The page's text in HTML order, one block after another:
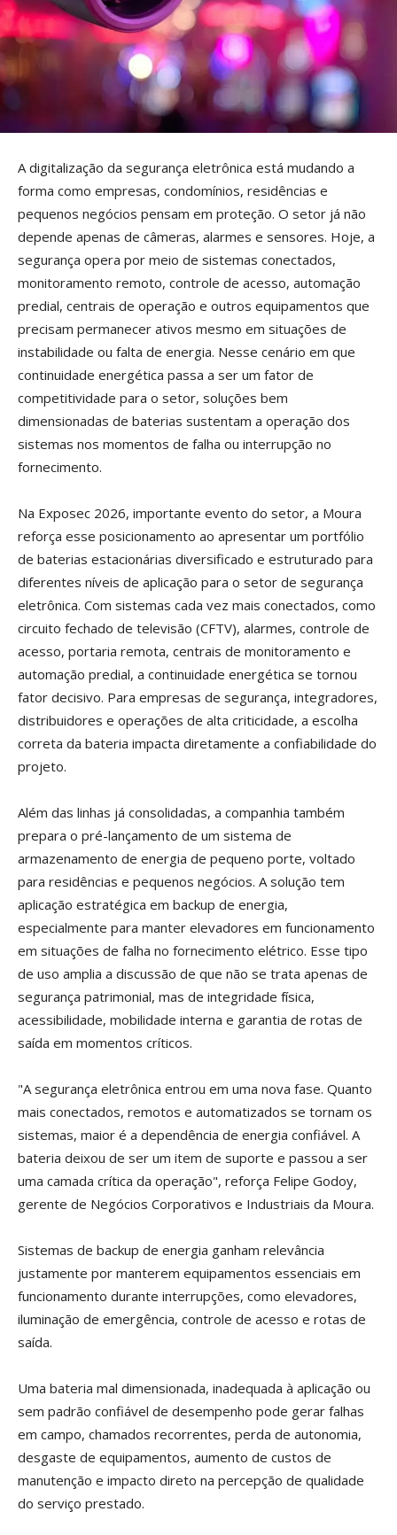
A digitalização da segurança eletrônica está mudando a
forma como empresas, condomínios, residências e
pequenos negócios pensam em proteção. O setor já não
depende apenas de câmeras, alarmes e sensores. Hoje, a
segurança opera por meio de sistemas conectados,
monitoramento remoto, controle de acesso, automação
predial, centrais de operação e outros equipamentos que
precisam permanecer ativos mesmo em situações de
instabilidade ou falta de energia. Nesse cenário em que
continuidade energética passa a ser um fator de
competitividade para o setor, soluções bem
dimensionadas de baterias sustentam a operação dos
sistemas nos momentos de falha ou interrupção no
fornecimento.
Na Exposec 2026, importante evento do setor, a Moura
reforça esse posicionamento ao apresentar um portfólio
de baterias estacionárias diversificado e estruturado para
diferentes níveis de aplicação para o setor de segurança
eletrônica. Com sistemas cada vez mais conectados, como
circuito fechado de televisão (CFTV), alarmes, controle de
acesso, portaria remota, centrais de monitoramento e
automação predial, a continuidade energética se tornou
fator decisivo. Para empresas de segurança, integradores,
distribuidores e operações de alta criticidade, a escolha
correta da bateria impacta diretamente a confiabilidade do
projeto.
Além das linhas já consolidadas, a companhia também
prepara o pré-lançamento de um sistema de
armazenamento de energia de pequeno porte, voltado
para residências e pequenos negócios. A solução tem
aplicação estratégica em backup de energia,
especialmente para manter elevadores em funcionamento
em situações de falha no fornecimento elétrico. Esse tipo
de uso amplia a discussão de que não se trata apenas de
segurança patrimonial, mas de integridade física,
acessibilidade, mobilidade interna e garantia de rotas de
saída em momentos críticos.
"A segurança eletrônica entrou em uma nova fase. Quanto
mais conectados, remotos e automatizados se tornam os
sistemas, maior é a dependência de energia confiável. A
bateria deixou de ser um item de suporte e passou a ser
uma camada crítica da operação", reforça Felipe Godoy,
gerente de Negócios Corporativos e Industriais da Moura.
Sistemas de backup de energia ganham relevância
justamente por manterem equipamentos essenciais em
funcionamento durante interrupções, como elevadores,
iluminação de emergência, controle de acesso e rotas de
saída.
Uma bateria mal dimensionada, inadequada à aplicação ou
sem padrão confiável de desempenho pode gerar falhas
em campo, chamados recorrentes, perda de autonomia,
desgaste de equipamentos, aumento de custos de
manutenção e impacto direto na percepção de qualidade
do serviço prestado.